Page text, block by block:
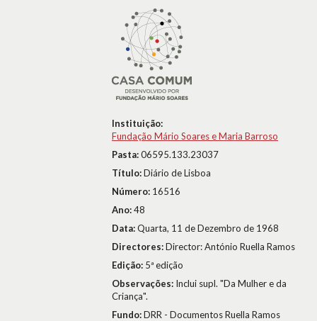
Instituição:
Fundação Mário Soares e Maria Barroso
Pasta:06595.133.23037
Título:Diário de Lisboa
Número: 16516
Ano:48
Data:Quarta, 11 de Dezembro de 1968
Directores:Director: António Ruella Ramos
Edição: 5ª edição
Observações: Inclui supl. "Da Mulher e da
Criança".
Fundo:DRR - Documentos Ruella Ramos